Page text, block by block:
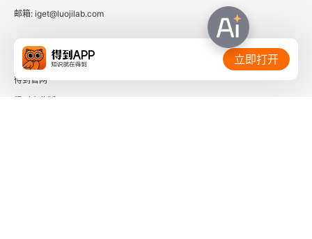
邮箱: iget@luojilab.com
相关链接：
得到官网
立即打开